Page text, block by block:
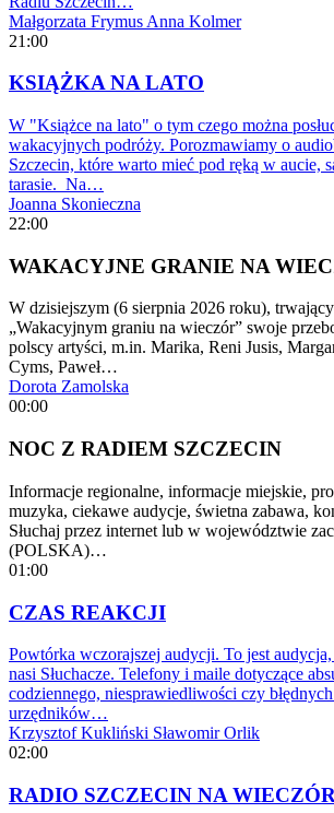
Małgorzata Frymus Anna Kolmer
21:00
KSIĄŻKA NA LATO
W "Książce na lato" o tym czego można
wakacyjnych podróży. Porozmawiamy o
Szczecin, które warto mieć pod ręką w aucie,
tarasie. Na…
Joanna Skonieczna
22:00
WAKACYJNE GRANIE NA
W dzisiejszym (6 sierpnia 2026 roku),
„Wakacyjnym graniu na wieczór” swoje
polscy artyści, m.in. Marika, Reni Jusis,
Cyms, Paweł…
Dorota Zamolska
00:00
NOC Z RADIEM SZCZECIN
Informacje regionalne, informacje miejskie,
muzyka, ciekawe audycje, świetna zabawa,
Słuchaj przez internet lub w województwie
(POLSKA)…
01:00
CZAS REAKCJI
Powtórka wczorajszej audycji. To jest
nasi Słuchacze. Telefony i maile dotyczące
codziennego, niesprawiedliwości czy
urzędników…
Krzysztof Kukliński Sławomir Orlik
02:00
RADIO SZCZECIN NA WIECZÓR